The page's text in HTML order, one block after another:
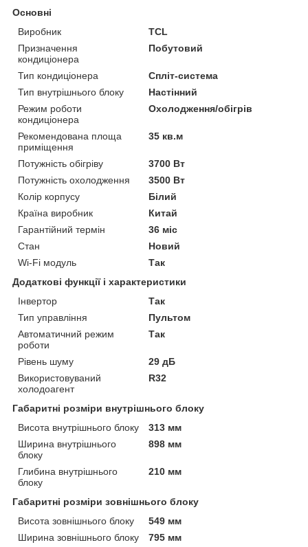
Основні
Виробник
TCL
Призначення
кондиціонера
Побутовий
Тип кондиціонера
Спліт-система
Тип внутрішнього блоку
Настінний
Режим роботи
кондиціонера
Охолодження/обігрів
Рекомендована площа
приміщення
35 кв.м
Потужність обігріву
3700 Вт
Потужність охолодження
3500 Вт
Колір корпусу
Білий
Країна виробник
Китай
Гарантійний термін
36 міс
Стан
Новий
Wi-Fi модуль
Так
Додаткові функції і характеристики
Інвертор
Так
Тип управління
Пультом
Автоматичний режим
роботи
Так
Рівень шуму
29 дБ
Використовуваний
холодоагент
R32
Габаритні розміри внутрішнього блоку
Висота внутрішнього блоку
313 мм
Ширина внутрішнього
блоку
898 мм
Глибина внутрішнього
блоку
210 мм
Габаритні розміри зовнішнього блоку
Висота зовнішнього блоку
549 мм
Ширина зовнішнього блоку
795 мм